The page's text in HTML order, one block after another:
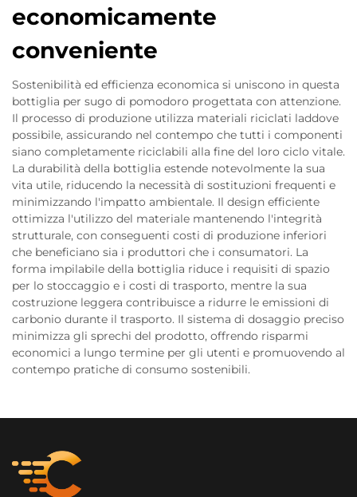
economicamente
conveniente
Sostenibilità ed efficienza economica si uniscono in questa
bottiglia per sugo di pomodoro progettata con attenzione.
Il processo di produzione utilizza materiali riciclati laddove
possibile, assicurando nel contempo che tutti i componenti
siano completamente riciclabili alla fine del loro ciclo vitale.
La durabilità della bottiglia estende notevolmente la sua
vita utile, riducendo la necessità di sostituzioni frequenti e
minimizzando l'impatto ambientale. Il design efficiente
ottimizza l'utilizzo del materiale mantenendo l'integrità
strutturale, con conseguenti costi di produzione inferiori
che beneficiano sia i produttori che i consumatori. La
forma impilabile della bottiglia riduce i requisiti di spazio
per lo stoccaggio e i costi di trasporto, mentre la sua
costruzione leggera contribuisce a ridurre le emissioni di
carbonio durante il trasporto. Il sistema di dosaggio preciso
minimizza gli sprechi del prodotto, offrendo risparmi
economici a lungo termine per gli utenti e promuovendo al
contempo pratiche di consumo sostenibili.